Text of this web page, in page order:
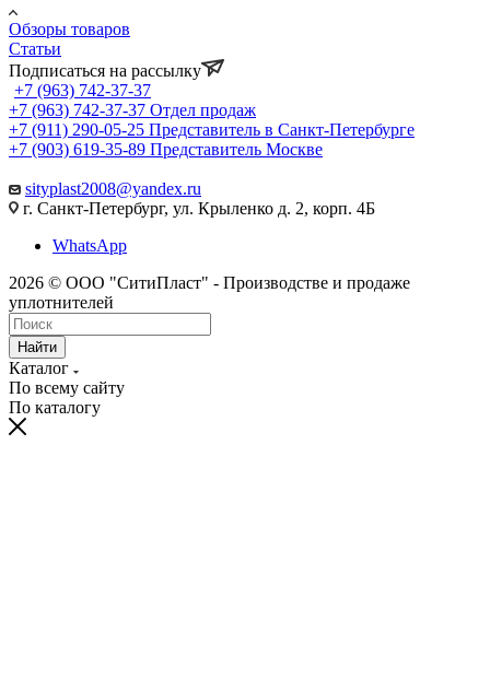
Обзоры товаров
Статьи
Подписаться на рассылку
+7 (963) 742-37-37
+7 (963) 742-37-37 Отдел продаж
+7 (911) 290-05-25 Представитель в Санкт-Петербурге
+7 (903) 619-35-89 Представитель Москве
sityplast2008@yandex.ru
г. Санкт-Петербург, ул. Крыленко д. 2, корп. 4Б
WhatsApp
2026 © ООО "СитиПласт" - Производстве и продаже
уплотнителей
Найти
Каталог
По всему сайту
По каталогу